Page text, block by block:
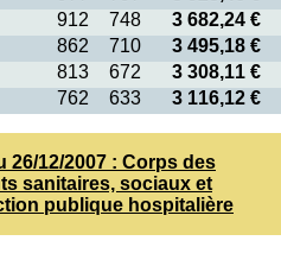
912 748
3 682,24 €
862 710
3 495,18 €
813 672
3 308,11 €
762 633 3 116,12 €
26/12/2007 : Corps des
sanitaires, sociaux et
publique hospitalière